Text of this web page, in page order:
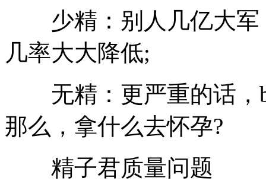
少精：别人几亿大军
几率大大降低;
无精：更严重的话，
那么，拿什么去怀孕?
精子君质量问题